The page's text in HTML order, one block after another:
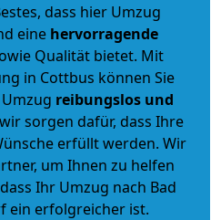
dass hier Umzug
eine hervorragende
Qualität bietet. Mit
in Cottbus können Sie
reibungslos und
sorgen dafür, dass Ihre
erfüllt werden. Wir
um Ihnen zu helfen
Ihr Umzug nach Bad
ein erfolgreicher ist.